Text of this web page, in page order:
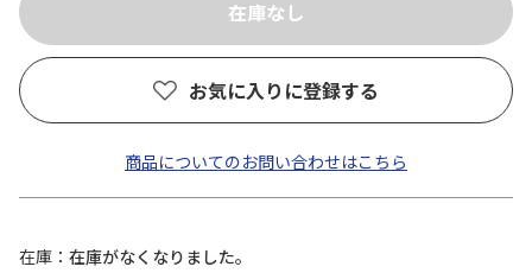
お気に入りに登録する
商品についてのお問い合わせはこちら
在庫
在庫がなくなりました。